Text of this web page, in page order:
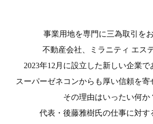
事業用地を専門に三為取引を
不動産会社、ミラニティ エス
2023年12月に設立した新しい企業で
スーパーゼネコンからも厚い信頼を寄
その理由はいったい何か
代表・後藤雅樹氏の仕事に対す